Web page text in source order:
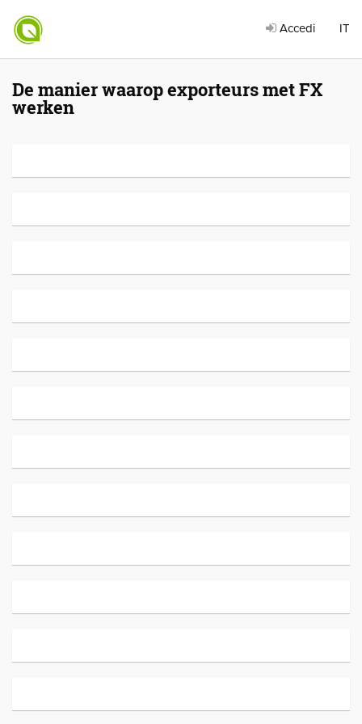
Accedi IT
De manier waarop exporteurs met FX
werken